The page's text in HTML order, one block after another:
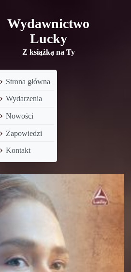
Wydawnictwo
Lucky
Z książką na Ty
Strona główna
Wydarzenia
Nowości
Zapowiedzi
Kontakt